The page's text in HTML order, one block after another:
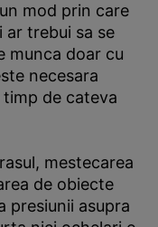
mod prin care
ar trebui sa se
munca doar cu
necesara
de cateva
mestecarea
de obiecte
presiunii asupra